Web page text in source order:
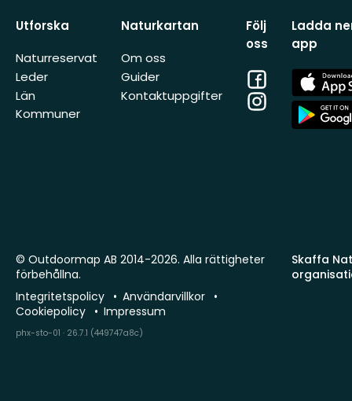
Utforska
Naturreservat
Leder
Län
Kommuner
Naturkartan
Om oss
Guider
Kontaktuppgifter
Följ
oss
Facebook
Instagram
Ladda
app
App
Store
App
Store
Skaffa
© Outdoormap AB 2014-2026. Alla rättigheter
förbehållna.
Integritetspolicy
Användarvillkor
Cookiepolicy
Impressum
phx-sto-01 · 26.7.1 (449747a8c)